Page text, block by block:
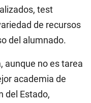
test
de recursos
del alumnado.
aunque no es tarea
academia de
del Estado,